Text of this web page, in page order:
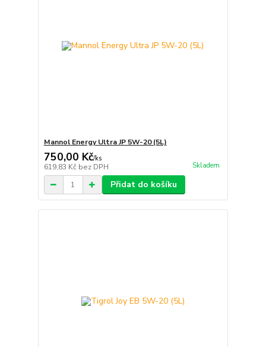
Mannol Energy Ultra JP 5W-20 (5L)
750,00 Kč/ks
619,83 Kč bez DPH Skladem
Přidat do košíku